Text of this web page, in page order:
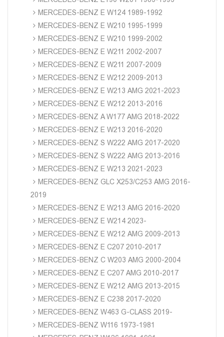
MERCEDES-BENZ E W124 1989-1992
MERCEDES-BENZ E W210 1995-1999
MERCEDES-BENZ E W210 1999-2002
MERCEDES-BENZ E W211 2002-2007
MERCEDES-BENZ E W211 2007-2009
MERCEDES-BENZ E W212 2009-2013
MERCEDES-BENZ E W213 AMG 2021-2023
MERCEDES-BENZ E W212 2013-2016
MERCEDES-BENZ A W177 AMG 2018-2022
MERCEDES-BENZ E W213 2016-2020
MERCEDES-BENZ S W222 AMG 2017-2020
MERCEDES-BENZ S W222 AMG 2013-2016
MERCEDES-BENZ E W213 2021-2023
MERCEDES-BENZ GLC X253/C253 AMG 2016-
2019
MERCEDES-BENZ E W213 AMG 2016-2020
MERCEDES-BENZ E W214 2023-
MERCEDES-BENZ E W212 AMG 2009-2013
MERCEDES-BENZ E C207 2010-2017
MERCEDES-BENZ C W203 AMG 2000-2004
MERCEDES-BENZ E C207 AMG 2010-2017
MERCEDES-BENZ E W212 AMG 2013-2015
MERCEDES-BENZ E C238 2017-2020
MERCEDES-BENZ W463 G-CLASS 2019-
MERCEDES-BENZ W116 1973-1981